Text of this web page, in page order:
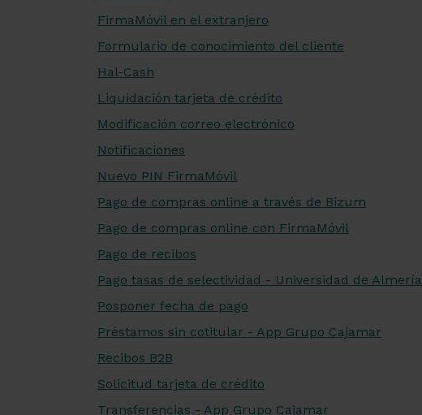
FirmaMóvil en el extranjero
Formulario de conocimiento del cliente
Hal-Cash
Liquidación tarjeta de crédito
Modificación correo electrónico
Notificaciones
Nuevo PIN FirmaMóvil
Pago de compras online a través de Bizum
Pago de compras online con FirmaMóvil
Pago de recibos
Pago tasas de selectividad - Universidad de Almería
Posponer fecha de pago
Préstamos sin cotitular - App Grupo Cajamar
Recibos B2B
Solicitud tarjeta de crédito
Transferencias - App Grupo Cajamar